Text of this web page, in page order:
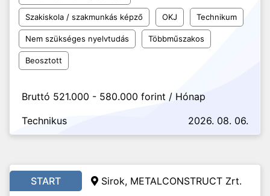
Szakiskola / szakmunkás képző OKJ Technikum
Nem szükséges nyelvtudás Többműszakos
Beosztott
Bruttó 521.000 - 580.000 forint / Hónap
Technikus
2026. 08. 06.
START Sirok, METALCONSTRUCT Zrt.